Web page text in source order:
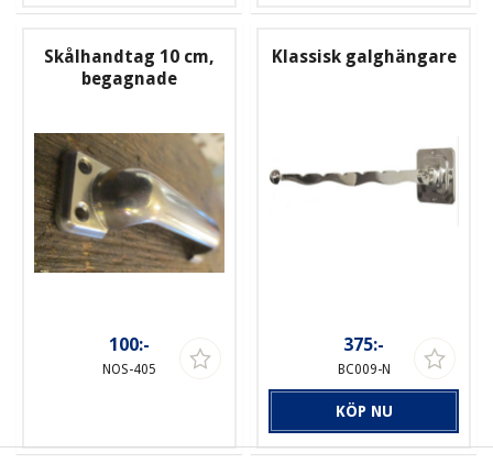
Skålhandtag 10 cm,
begagnade
100:-
NOS-405
Klassisk galghängare
375:-
BC009-N
KÖP NU